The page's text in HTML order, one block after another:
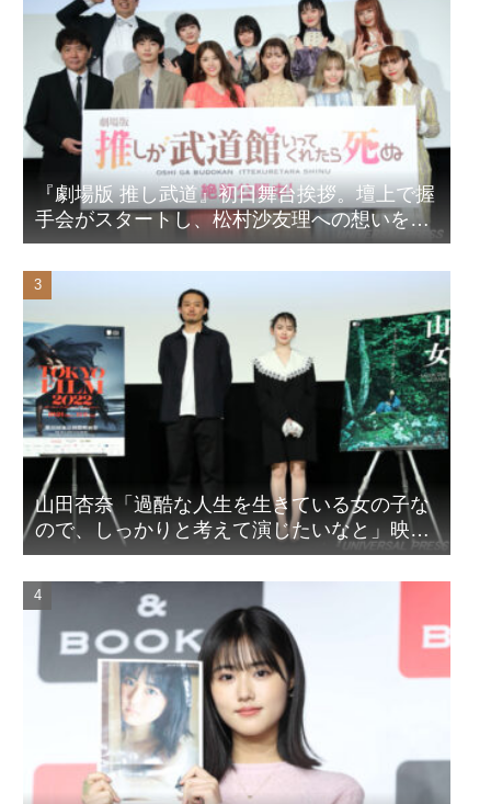
『劇場版 推し武道』初日舞台挨拶。壇上で握
手会がスタートし、松村沙友理への想いをア
ピール！？
山田杏奈「過酷な人生を生きている女の子な
ので、しっかりと考えて演じたいなと」映画
『山女』東京国際映画祭Q&A